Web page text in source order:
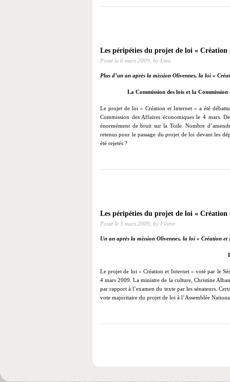
Les péripéties du projet de loi «
Posté le 6 mars 2009, by Lina
Plus d’un an après la mission Olivennes, la loi «
La Commission des lois et la
Le projet de loi « Création et Internet » a été
Commission des Affaires économiques le 4 mars.
énormément de bruit sur la Toile. Nombre
retenus pour le passage du projet de loi devant les
été rejetés ?
Les péripéties du projet de loi «
Posté le 3 mars 2009, by Florin
Un an après la mission Olivennes, la loi « Création
Le projet de loi « Création et Internet » voté par le
4 mars 2009. La ministre de la culture, Christine
par rapport à l’examen du texte par les sénateurs.
vote majoritaire du projet de loi à l’Assemblée